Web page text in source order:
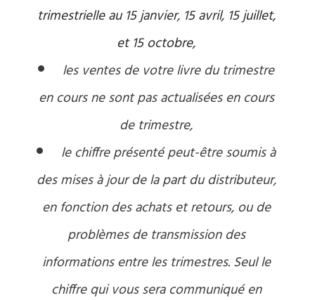
trimestrielle au 15 janvier, 15 avril, 15 juillet,
et 15 octobre,
les ventes de votre livre du trimestre
en cours ne sont pas actualisées en cours
de trimestre,
le chiffre présenté peut-être soumis à
des mises à jour de la part du distributeur,
en fonction des achats et retours, ou de
problèmes de transmission des
informations entre les trimestres. Seul le
chiffre qui vous sera communiqué en